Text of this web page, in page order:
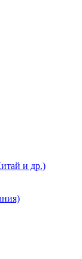
и др.)